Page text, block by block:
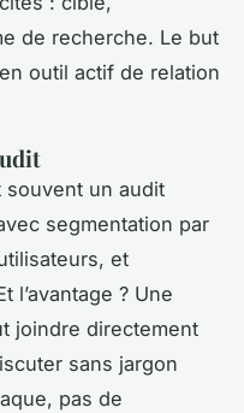
de recherche. Le but
outil actif de relation
souvent un audit
segmentation par
et
l’avantage ? Une
joindre directement
sans jargon
pas de